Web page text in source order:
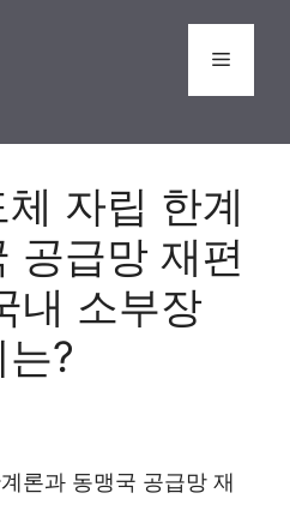
Menu
자립 한계
공급망 재편
내 소부장
?
론과 동맹국 공급망 재